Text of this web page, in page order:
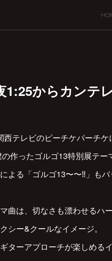
1:25からカンテ
テレビのピーチケパーチケ
作ったゴルゴ13特別展テー
よる「ゴルゴ13〜〜‼︎」も
曲は、切なさも漂わせるハ
シー&クールなイメージ。
ターアプローチが楽しめる